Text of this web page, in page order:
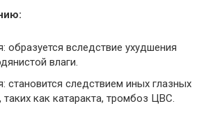
образуется вследствие ухудшения
влаги.
становится следствием иных глазных
таких как катаракта, тромбоз ЦВС.